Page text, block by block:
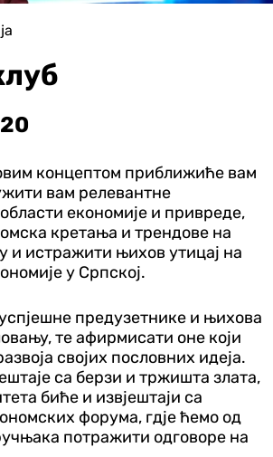
концептом приближиће вам
вам релевантне
економије и привреде,
кретања и трендове на
и истражити њихов утицај на
у Српској.
предузетнике и њихова
те афирмисати оне који
својих пословних идеја.
са берзи и тржишта злата,
биће и извјештаји са
форума, гдје ћемо од
потражити одговоре на